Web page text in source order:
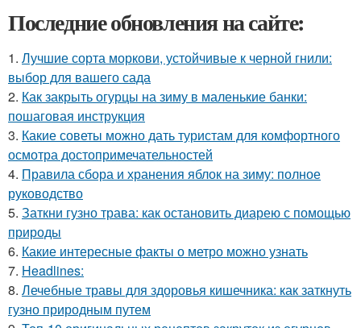
Последние обновления на сайте:
1. Лучшие сорта моркови, устойчивые к черной гнили:
выбор для вашего сада
2. Как закрыть огурцы на зиму в маленькие банки:
пошаговая инструкция
3. Какие советы можно дать туристам для комфортного
осмотра достопримечательностей
4. Правила сбора и хранения яблок на зиму: полное
руководство
5. Заткни гузно трава: как остановить диарею с помощью
природы
6. Какие интересные факты о метро можно узнать
7. Headlines:
8. Лечебные травы для здоровья кишечника: как заткнуть
гузно природным путем